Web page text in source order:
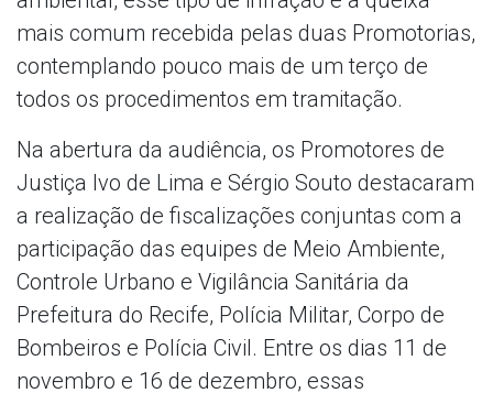
mais comum recebida pelas duas Promotorias,
contemplando pouco mais de um terço de
todos os procedimentos em tramitação.
Na abertura da audiência, os Promotores de
Justiça Ivo de Lima e Sérgio Souto destacaram
a realização de fiscalizações conjuntas com a
participação das equipes de Meio Ambiente,
Controle Urbano e Vigilância Sanitária da
Prefeitura do Recife, Polícia Militar, Corpo de
Bombeiros e Polícia Civil. Entre os dias 11 de
novembro e 16 de dezembro, essas